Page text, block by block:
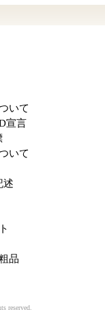
いて
宣言
いて
述
品
reserved.